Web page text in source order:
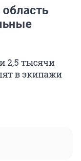
2,5 тысячи
в экипажи